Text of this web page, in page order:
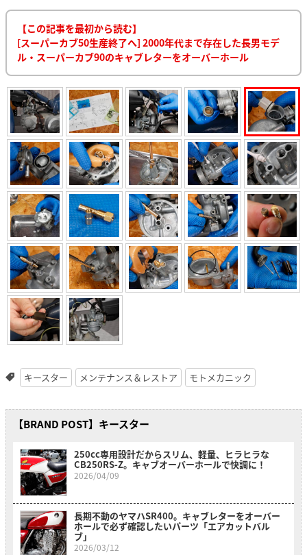
【この記事を最初から読む】
[スーパーカブ50生産終了へ] 2000年代まで存在した長男モデ
ル・スーパーカブ90のキャブレターをオーバーホール
キースター メンテナンス＆レストア モトメカニック
【BRAND POST】キースター
250cc専用設計だからスリム、軽量、ヒラヒラな
CB250RS-Z。キャブオーバーホールで快調に！
2026/04/09
長期不動のヤマハSR400。キャブレターをオーバー
ホールで必ず確認したいパーツ「エアカットバル
ブ」
2026/03/12